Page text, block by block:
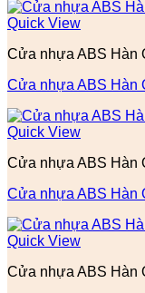
Quick View
Cửa nhựa ABS Hàn
Cửa nhựa ABS Hàn
Quick View
Cửa nhựa ABS Hàn
Cửa nhựa ABS Hàn
Quick View
Cửa nhựa ABS Hàn